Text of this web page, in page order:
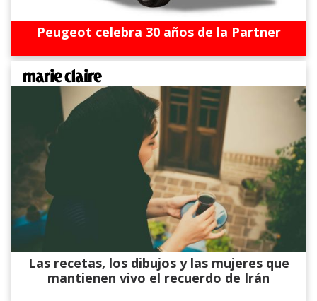
Peugeot celebra 30 años de la Partner
Las recetas, los dibujos y las mujeres que
mantienen vivo el recuerdo de Irán